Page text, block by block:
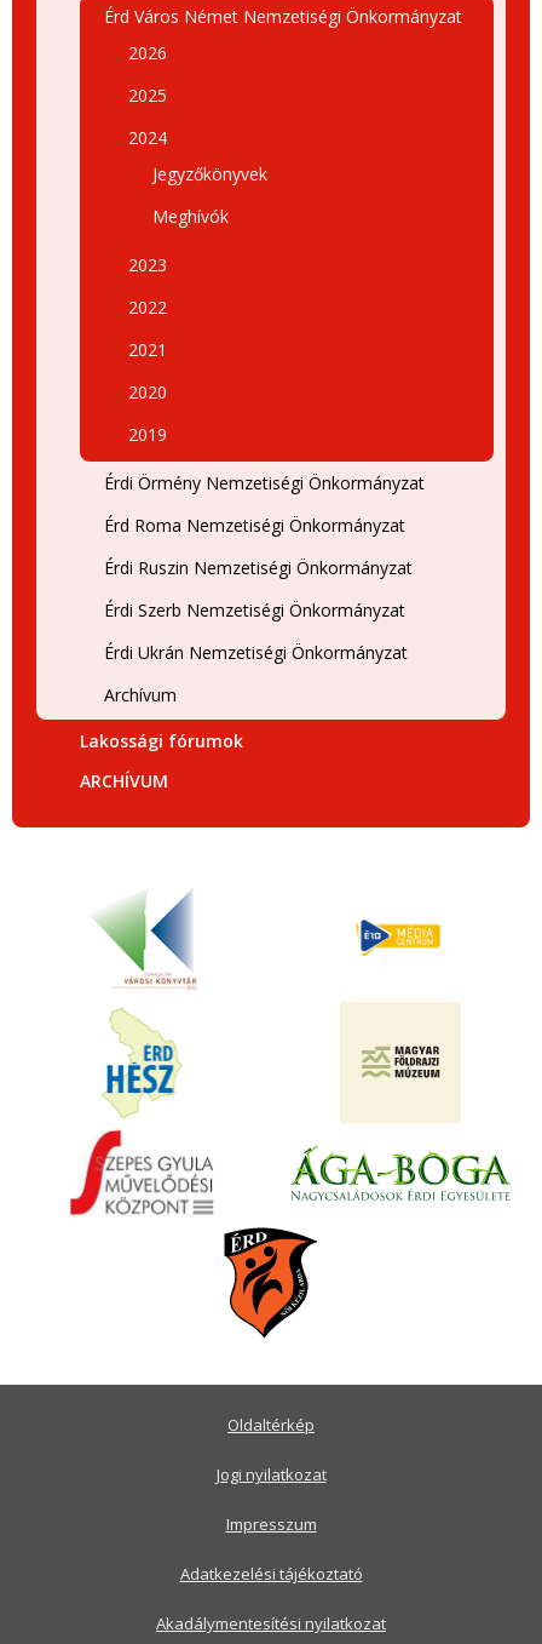
Érd Város Német Nemzetiségi Önkormányzat
2026
2025
2024
Jegyzőkönyvek
Meghívók
2023
2022
2021
2020
2019
Érdi Örmény Nemzetiségi Önkormányzat
Érd Roma Nemzetiségi Önkormányzat
Érdi Ruszin Nemzetiségi Önkormányzat
Érdi Szerb Nemzetiségi Önkormányzat
Érdi Ukrán Nemzetiségi Önkormányzat
Archívum
Lakossági fórumok
ARCHÍVUM
Oldaltérkép
Jogi nyilatkozat
Impresszum
Adatkezelési tájékoztató
Akadálymentesítési nyilatkozat